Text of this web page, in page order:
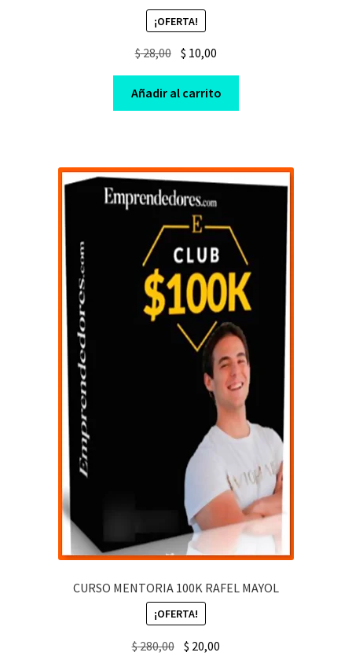
¡OFERTA!
$28,00 Original
price
was:
$ 28,00.
$ 10,00
price
is:
$ 10,00.
Añadir al carrito
CURSO MENTORIA 100K RAFEL MAYOL
¡OFERTA!
$280,00 Original
$ 20,00